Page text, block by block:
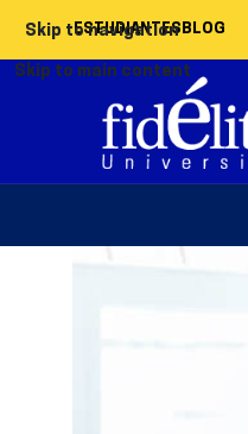
Skip to navigation
Skip to main content
ESTUDIANTES BLOG